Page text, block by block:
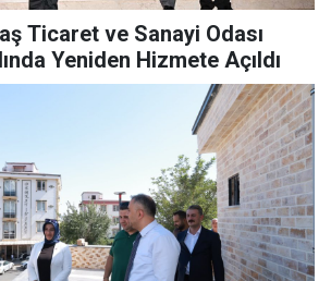
Ticaret ve Sanayi Odası
Yeniden Hizmete Açıldı